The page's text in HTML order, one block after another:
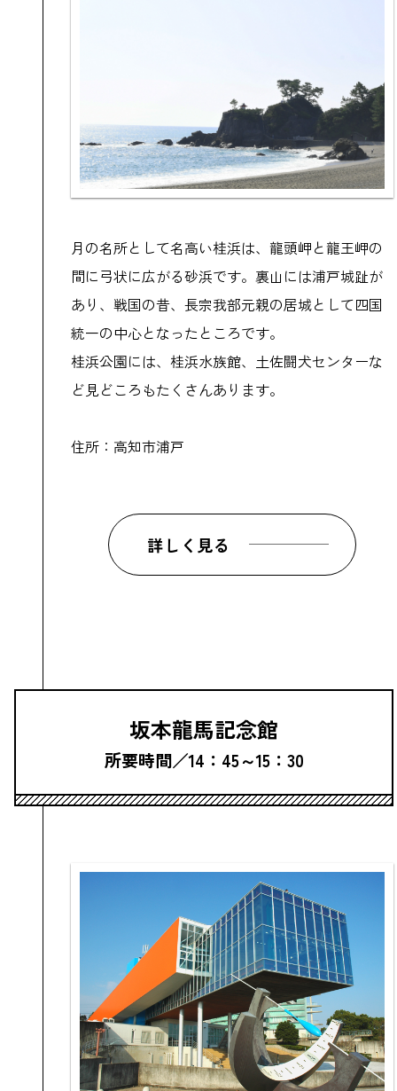
月の名所として名高い桂浜は、龍頭岬と龍王岬の
間に弓状に広がる砂浜です。裏山には浦戸城趾が
あり、戦国の昔、長宗我部元親の居城として四国
統一の中心となったところです。
桂浜公園には、桂浜水族館、土佐闘犬センターな
ど見どころもたくさんあります。
住所：高知市浦戸
詳しく見る
坂本龍馬記念館
所要時間／14：45～15：30